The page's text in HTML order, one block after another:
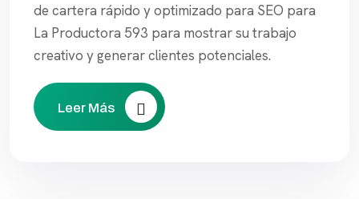
de cartera rápido y optimizado para SEO para
La Productora 593 para mostrar su trabajo
creativo y generar clientes potenciales.
Leer Más